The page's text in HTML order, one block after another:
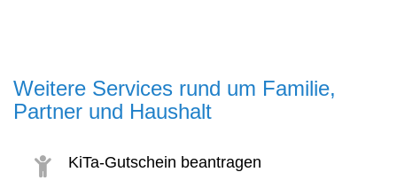
Weitere Services rund um Familie,
Partner und Haushalt
KiTa-Gutschein beantragen